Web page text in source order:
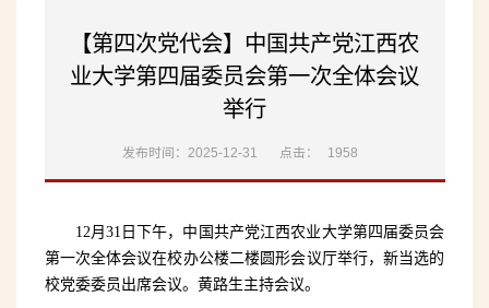
【第四次党代会】中国共产党江西农
业大学第四届委员会第一次全体会议
举行
发布时间：2025-12-31 点击： 1958
12月31日下午，中国共产党江西农业大学第四届委员会
第一次全体会议在校办公楼二楼圆形会议厅举行，新当选的
校党委委员出席会议。黄路生主持会议。